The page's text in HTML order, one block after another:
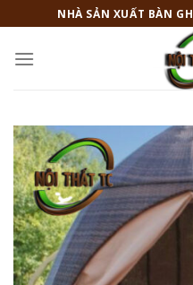
to
content
NHÀ SẢN XUẤT BÀN